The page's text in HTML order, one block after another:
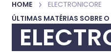
HOME
ELECTRONICORE
ÚLTIMAS MATÉRIAS SOBRE O